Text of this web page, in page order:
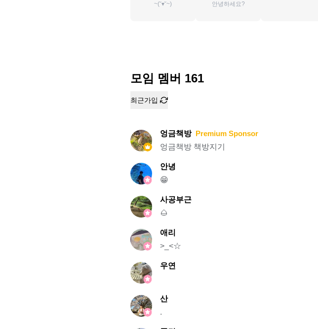
~(˘▾˘~) 안녕하세요?
모임 멤버 161
최근가입
엉금책방 Premium Sponsor
엉금책방 책방지기
안녕
😁
사공부근
🌰
애리
>_<☆
우연
산
.